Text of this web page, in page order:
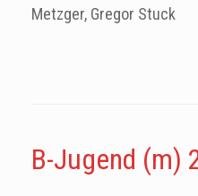
Metzger, Gregor Stuck
B-Jugend (m)